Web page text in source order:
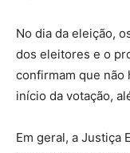
No dia da eleição,
dos eleitores e o
confirmam que não
início da votação,
Em geral, a Justiça